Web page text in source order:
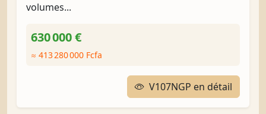
volumes...
630 000 €
≈ 413 280 000 Fcfa
V107NGP en détail